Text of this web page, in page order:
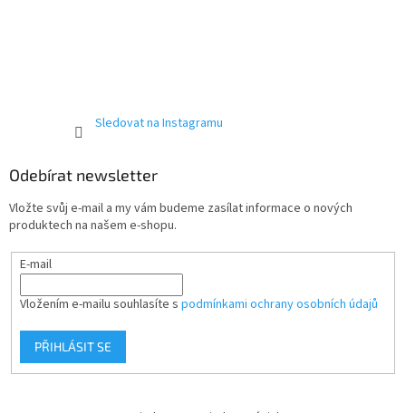
Sledovat na Instagramu
Odebírat newsletter
Vložte svůj e-mail a my vám budeme zasílat informace o nových
produktech na našem e-shopu.
E-mail
Vložením e-mailu souhlasíte s podmínkami ochrany osobních údajů
PŘIHLÁSIT SE